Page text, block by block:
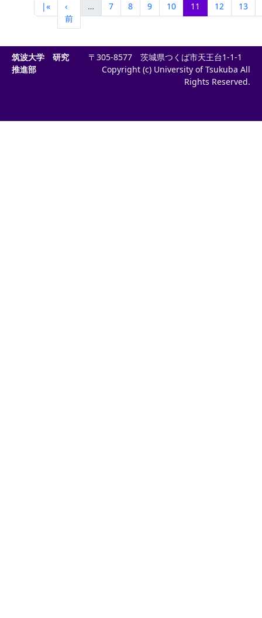
|«
‹
前
… 7 8 9 10 11 12 13
筑波大学 研究
推進部
〒305-8577 茨城県つくば市天王台1-1-1
Copyright (c) University of Tsukuba All
Rights Reserved.